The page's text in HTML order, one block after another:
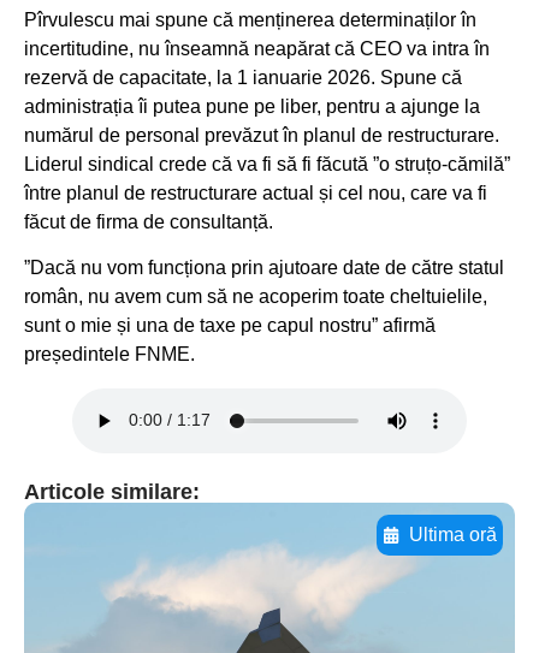
Pîrvulescu mai spune că menținerea determinaților în
incertitudine, nu înseamnă neapărat că CEO va intra în
rezervă de capacitate, la 1 ianuarie 2026. Spune că
administrația îi putea pune pe liber, pentru a ajunge la
numărul de personal prevăzut în planul de restructurare.
Liderul sindical crede că va fi să fi făcută ”o struțo-cămilă”
între planul de restructurare actual și cel nou, care va fi
făcut de firma de consultanță.
”Dacă nu vom funcționa prin ajutoare date de către statul
român, nu avem cum să ne acoperim toate cheltuielile,
sunt o mie și una de taxe pe capul nostru” afirmă
președintele FNME.
Articole similare:
Ultima oră
Adaugă aici textul pentru
subtitluAdaugă aici